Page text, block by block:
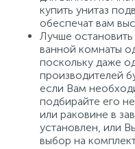
купить унитаз
обеспечат вам
Лучше
ванной комнаты
поскольку даже
производителей
если Вам
подбирайте его
или раковине в
установлен, или
выбор на